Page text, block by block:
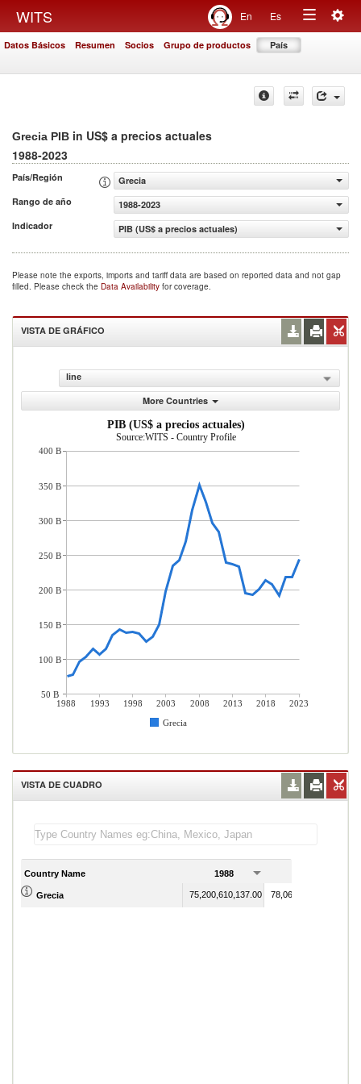
WITS En Es
Toggle
Datos Básicos Resumen Socios Grupo de productos País
Grecia PIB in US$ a precios actuales
1988-2023
País/Región
Grecia
Rango de año
1988-2023
Indicador
PIB (US$ a precios actuales)
Please note the exports, imports and tariff data are based on reported data and not gap
filled. Please check the Data Availability for coverage.
VISTA DE GRÁFICO
line
More Countries
PIB (US$ a precios actuales)
Source:WITS - Country Profile
1988 1993 1998 2003 2008 2013 2018
2023
Grecia
400 B
350 B
300 B
250 B
200 B
150 B
100 B
50 B
VISTA DE CUADRO
Country Name 1988
Grecia 75,200,610,137.00 78,067,933,277.00